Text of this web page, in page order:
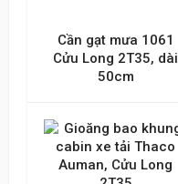
Cần gạt mưa 1061
Cửu Long 2T35, dài
50cm